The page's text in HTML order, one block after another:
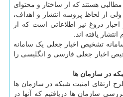
هستند که از ساختار و محتوای
ولی از لحاظ پروسه انتشار و اهداف،
دروغ نیز اطلاعاتی است که از
یافته اند.
تشخیص اخبار جعلی یک سامانه
اخبار جعلی فارسی و انگلیسی را
در سازمان ها
ارتقای امنیت شبکه در سازمان ها
سازمان ها دریافتیم که آنها در